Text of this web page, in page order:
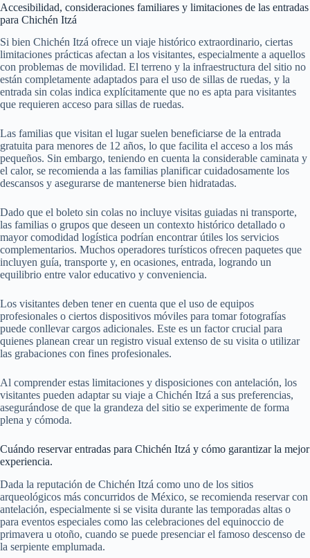
Accesibilidad, consideraciones familiares y limitaciones de las entradas
para Chichén Itzá
Si bien Chichén Itzá ofrece un viaje histórico extraordinario, ciertas
limitaciones prácticas afectan a los visitantes, especialmente a aquellos
con problemas de movilidad. El terreno y la infraestructura del sitio no
están completamente adaptados para el uso de sillas de ruedas, y la
entrada sin colas indica explícitamente que no es apta para visitantes
que requieren acceso para sillas de ruedas.
Las familias que visitan el lugar suelen beneficiarse de la entrada
gratuita para menores de 12 años, lo que facilita el acceso a los más
pequeños. Sin embargo, teniendo en cuenta la considerable caminata y
el calor, se recomienda a las familias planificar cuidadosamente los
descansos y asegurarse de mantenerse bien hidratadas.
Dado que el boleto sin colas no incluye visitas guiadas ni transporte,
las familias o grupos que deseen un contexto histórico detallado o
mayor comodidad logística podrían encontrar útiles los servicios
complementarios. Muchos operadores turísticos ofrecen paquetes que
incluyen guía, transporte y, en ocasiones, entrada, logrando un
equilibrio entre valor educativo y conveniencia.
Los visitantes deben tener en cuenta que el uso de equipos
profesionales o ciertos dispositivos móviles para tomar fotografías
puede conllevar cargos adicionales. Este es un factor crucial para
quienes planean crear un registro visual extenso de su visita o utilizar
las grabaciones con fines profesionales.
Al comprender estas limitaciones y disposiciones con antelación, los
visitantes pueden adaptar su viaje a Chichén Itzá a sus preferencias,
asegurándose de que la grandeza del sitio se experimente de forma
plena y cómoda.
Cuándo reservar entradas para Chichén Itzá y cómo garantizar la mejor
experiencia.
Dada la reputación de Chichén Itzá como uno de los sitios
arqueológicos más concurridos de México, se recomienda reservar con
antelación, especialmente si se visita durante las temporadas altas o
para eventos especiales como las celebraciones del equinoccio de
primavera u otoño, cuando se puede presenciar el famoso descenso de
la serpiente emplumada.